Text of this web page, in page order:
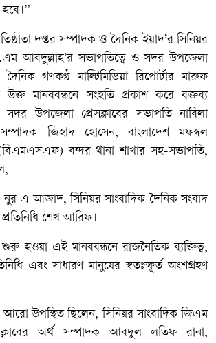
দপ্তর সম্পাদক ও দৈনিক ইয়াদ’র সিনিয়র
আবদুল্লাহ’র সভাপতিত্বে ও সদর উপজেলা
গণকণ্ঠ মাল্টিমিডিয়া রিপোর্টার মারুফ
মানববন্ধনে সংহতি প্রকাশ করে বক্তব্য
সদর উপজেলা প্রেসক্লাবের সভাপতি নাবিলা
জিহাদ হোসেন, বাংলাদেশ মফস্বল
বন্দর থানা শাখার সহ-সভাপতি,
নুর এ আজাদ, সিনিয়র সাংবাদিক দৈনিক সংবাদ
শেখ আরিফ।
হওয়া এই মানববন্ধনে রাজনৈতিক ব্যক্তিত্ব,
এবং সাধারণ মানুষের স্বতঃস্ফূর্ত অংশগ্রহণ
আরো উপস্থিত ছিলেন, সিনিয়র সাংবাদিক জিএম
অর্থ সম্পাদক আবদুল লতিফ রানা,